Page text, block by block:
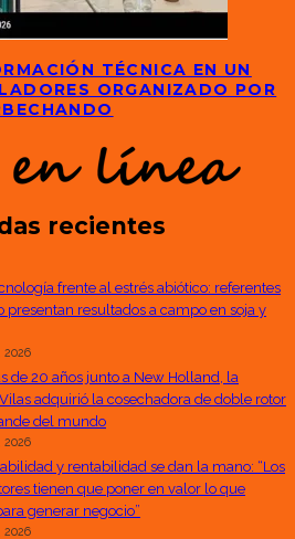
TÉCNICA EN UN
ORGANIZADO POR
recientes
frente al estrés abiótico: referentes
presentan resultados a campo en soja y
2026
de 20 años junto a New Holland, la
adquirió la cosechadora de doble rotor
del mundo
2026
y rentabilidad se dan la mano: “Los
tienen que poner en valor lo que
generar negocio”
2026